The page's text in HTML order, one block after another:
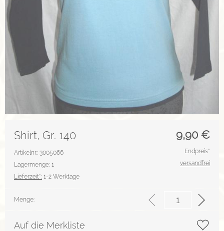
9,90 €
Shirt, Gr. 140
Artikelnr.: 3005066
Lagermenge: 1
Lieferzeit*: 1-2 Werktage
Endpreis*
versandfrei
Menge:
Auf die Merkliste